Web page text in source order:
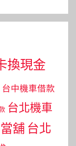
換現金
台中機車借款
台北機車
舖 台北